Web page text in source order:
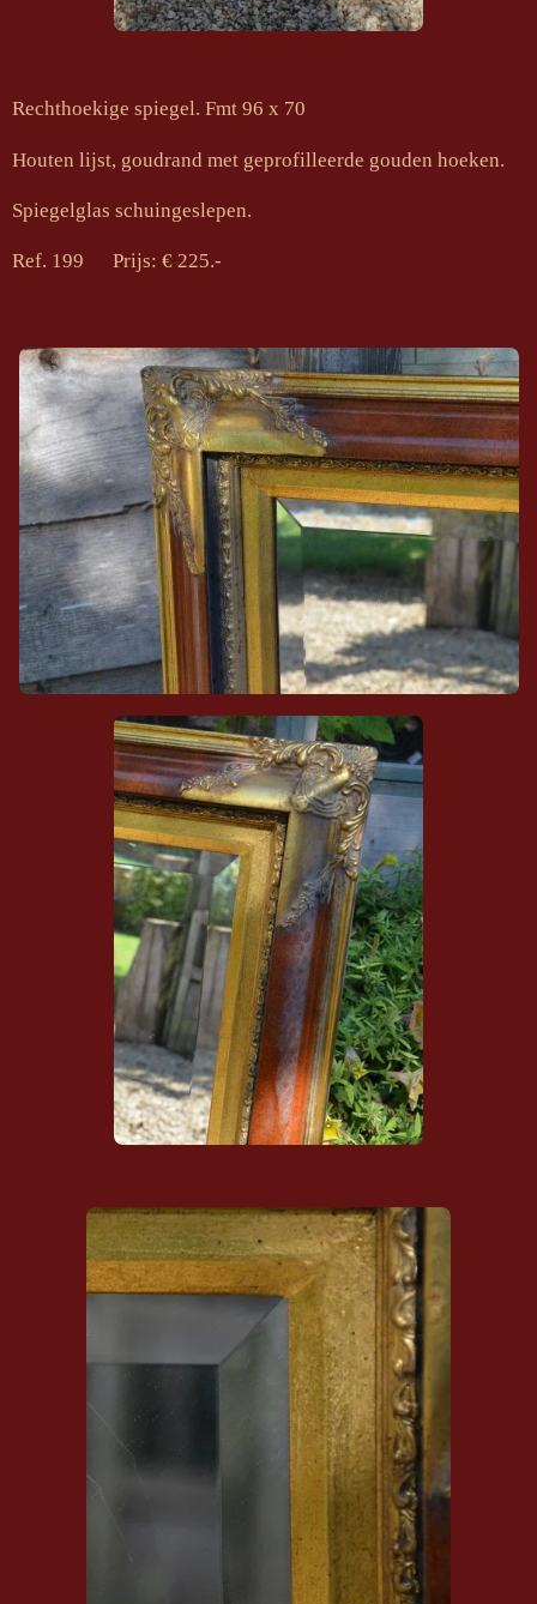
Rechthoekige spiegel. Fmt 96 x 70
Houten lijst, goudrand met geprofilleerde gouden hoeken.
Spiegelglas schuingeslepen.
Ref. 199 Prijs: € 225.-